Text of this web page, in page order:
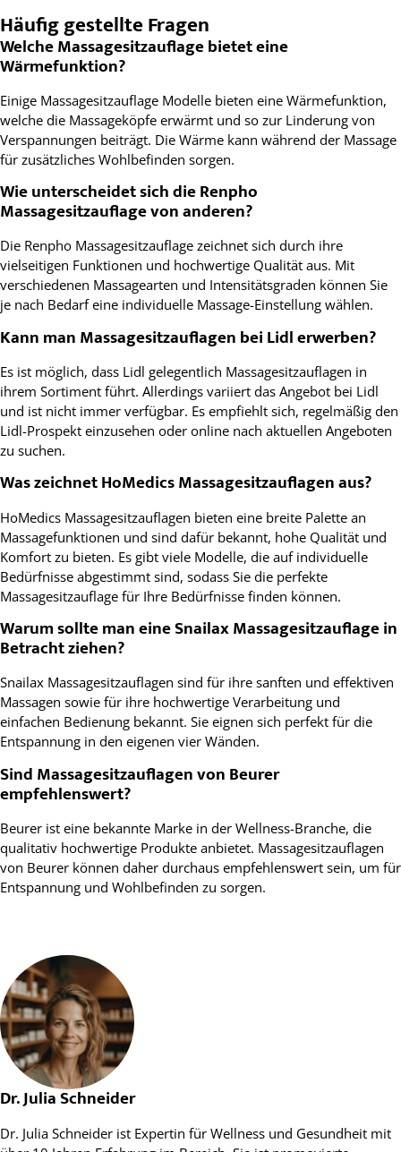
Häufig gestellte Fragen
Welche Massagesitzauflage bietet eine
Wärmefunktion?
Einige Massagesitzauflage Modelle bieten eine Wärmefunktion,
welche die Massageköpfe erwärmt und so zur Linderung von
Verspannungen beiträgt. Die Wärme kann während der Massage
für zusätzliches Wohlbefinden sorgen.
Wie unterscheidet sich die Renpho
Massagesitzauflage von anderen?
Die Renpho Massagesitzauflage zeichnet sich durch ihre
vielseitigen Funktionen und hochwertige Qualität aus. Mit
verschiedenen Massagearten und Intensitätsgraden können Sie
je nach Bedarf eine individuelle Massage-Einstellung wählen.
Kann man Massagesitzauflagen bei Lidl erwerben?
Es ist möglich, dass Lidl gelegentlich Massagesitzauflagen in
ihrem Sortiment führt. Allerdings variiert das Angebot bei Lidl
und ist nicht immer verfügbar. Es empfiehlt sich, regelmäßig den
Lidl-Prospekt einzusehen oder online nach aktuellen Angeboten
zu suchen.
Was zeichnet HoMedics Massagesitzauflagen aus?
HoMedics Massagesitzauflagen bieten eine breite Palette an
Massagefunktionen und sind dafür bekannt, hohe Qualität und
Komfort zu bieten. Es gibt viele Modelle, die auf individuelle
Bedürfnisse abgestimmt sind, sodass Sie die perfekte
Massagesitzauflage für Ihre Bedürfnisse finden können.
Warum sollte man eine Snailax Massagesitzauflage in
Betracht ziehen?
Snailax Massagesitzauflagen sind für ihre sanften und effektiven
Massagen sowie für ihre hochwertige Verarbeitung und
einfachen Bedienung bekannt. Sie eignen sich perfekt für die
Entspannung in den eigenen vier Wänden.
Sind Massagesitzauflagen von Beurer
empfehlenswert?
Beurer ist eine bekannte Marke in der Wellness-Branche, die
qualitativ hochwertige Produkte anbietet. Massagesitzauflagen
von Beurer können daher durchaus empfehlenswert sein, um für
Entspannung und Wohlbefinden zu sorgen.
Dr. Julia Schneider
Dr. Julia Schneider ist Expertin für Wellness und Gesundheit mit